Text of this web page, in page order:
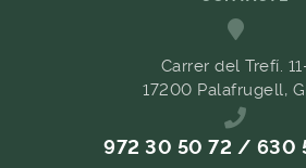
Carrer del Trefí.
17200 Palafrugell,
972 30 50 72 / 630